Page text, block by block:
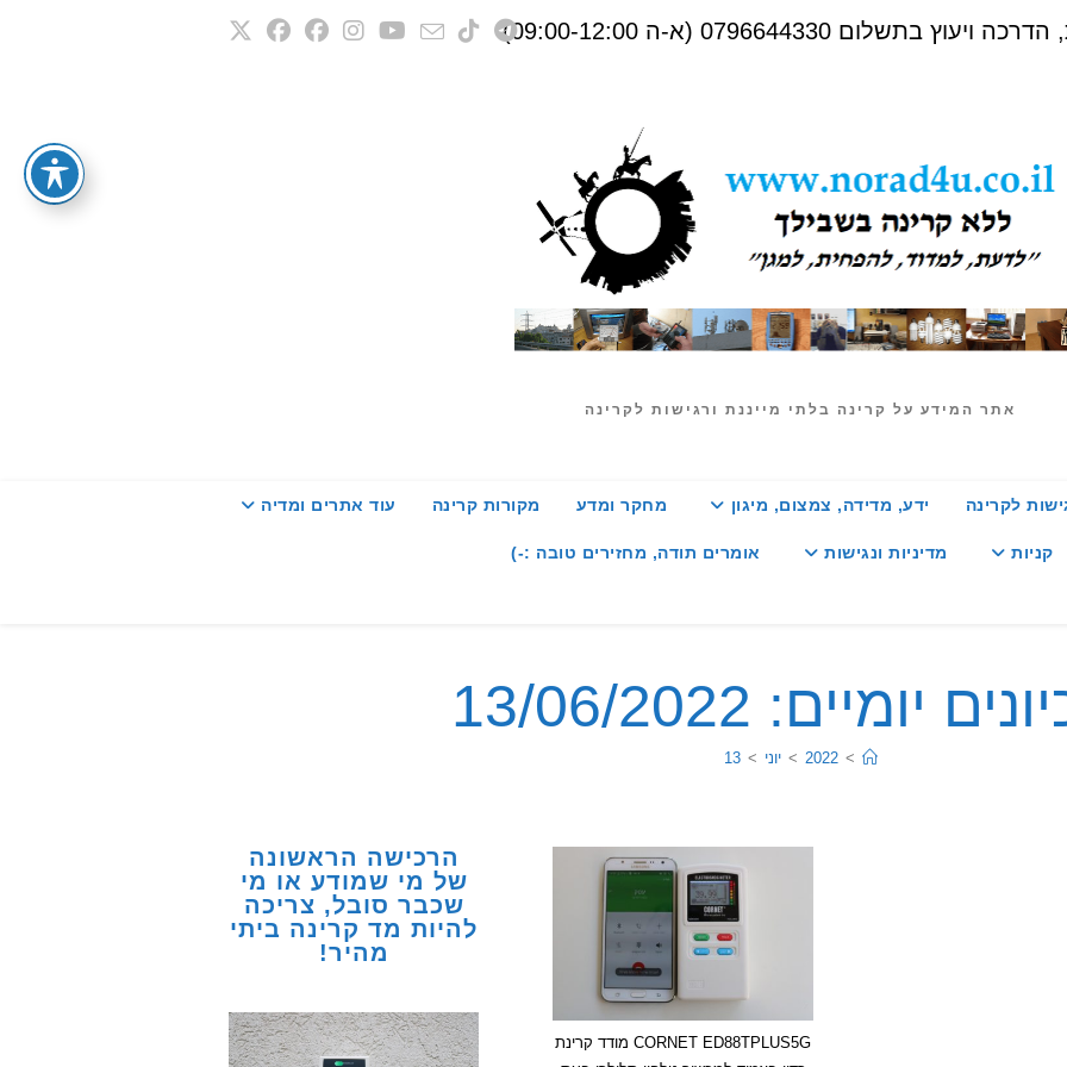
0796644330 (א-ה 09:00-12:00)
אתר המידע על קרינה בלתי מייננת ורגישות לקרינה
לקרינה ידע, מדידה, צמצום, מיגון מחקר ומדע מקורות קרינה עוד אתרים ומדיה
קניות מדיניות ונגישות אומרים תודה, מחזירים טובה :-)
יומיים: 13/06/2022
>
2022
> יוני >
13
הרכישה הראשונה
של מי שמודע או מי
שכבר סובל, צריכה
להיות מד קרינה ביתי
מהיר!
CORNET ED88TPLUS5G מודד קרינת